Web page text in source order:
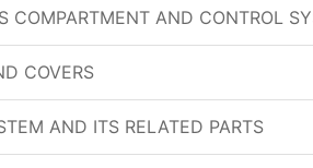
COMPARTMENT AND CONTROL
COVERS
AND ITS RELATED PARTS